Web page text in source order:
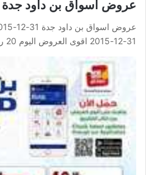
عروض اسواق بن داود جدة 31-12-2015
31-12-2015 اقوى العروض اليوم 20 ربيع الاول 1437 هجري…